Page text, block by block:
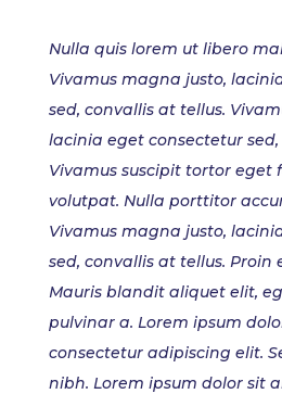
Nulla quis lorem ut libero
Vivamus magna justo,
sed, convallis at tellus.
lacinia eget consectetur
Vivamus suscipit tortor eget
volutpat. Nulla porttitor
Vivamus magna justo,
sed, convallis at tellus. Proin
Mauris blandit aliquet elit,
pulvinar a. Lorem ipsum
consectetur adipiscing elit.
nibh. Lorem ipsum dolor sit